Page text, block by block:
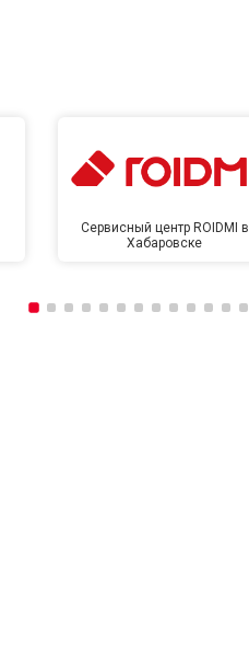
Сервисный центр ROIDMI в
Хабаровске